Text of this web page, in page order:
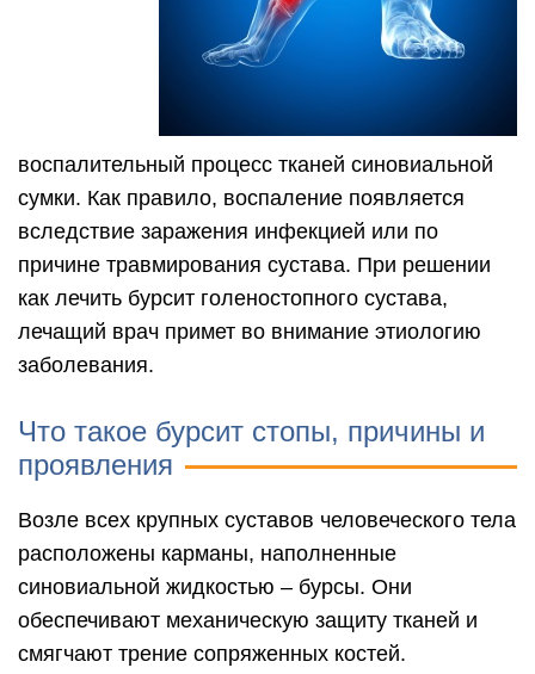
воспалительный процесс тканей синовиальной
сумки. Как правило, воспаление появляется
вследствие заражения инфекцией или по
причине травмирования сустава. При решении
как лечить бурсит голеностопного сустава,
лечащий врач примет во внимание этиологию
заболевания.
Что такое бурсит стопы, причины и
проявления
Возле всех крупных суставов человеческого тела
расположены карманы, наполненные
синовиальной жидкостью – бурсы. Они
обеспечивают механическую защиту тканей и
смягчают трение сопряженных костей.